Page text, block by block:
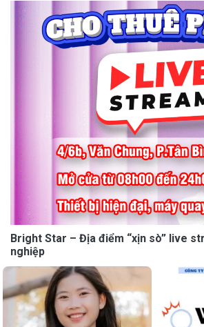
Bright Star – Địa điểm “xịn sò” live
nghiệp